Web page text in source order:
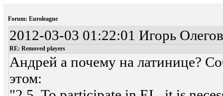
Forum: Euroleague
2012-03-03 01:22:01 Игорь
RE: Removed players
Андрей а почему на латинице?
этом: